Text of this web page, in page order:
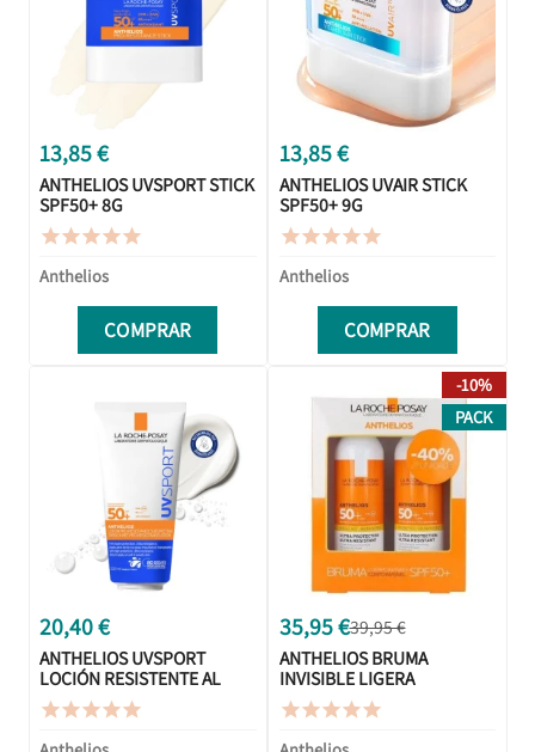
13,85 €
ANTHELIOS UVSPORT STICK
SPF50+ 8G

Anthelios
COMPRAR
13,85 €
ANTHELIOS UVAIR STICK
SPF50+ 9G

Anthelios
COMPRAR
20,40 €
ANTHELIOS UVSPORT
LOCIÓN RESISTENTE AL
SUDOR SPF50+ 200ML

35,95 €39,95 €
ANTHELIOS BRUMA
INVISIBLE LIGERA
SPF50+ 200 ML +
200ML DUPLO
PROMOCIÓN

-10%
PACK